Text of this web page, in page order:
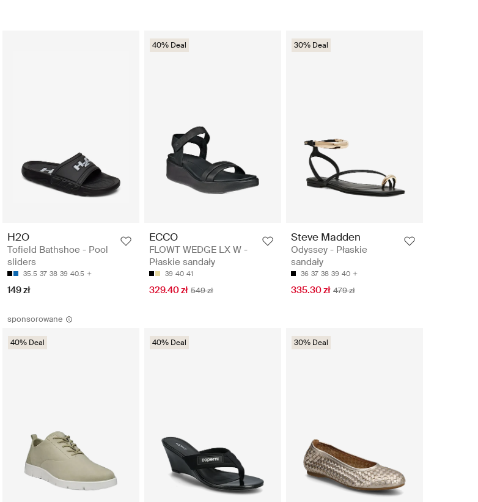
H2O
Tofield Bathshoe - Pool
sliders
35.5 37 38 39 40.5
149 zł
40% Deal
ECCO
FLOWT WEDGE LX W -
Płaskie sandały
39 40 41
329.40 zł 549 zł
30% Deal
Steve Madden
Odyssey - Płaskie
sandały
36 37 38 39 40
335.30 zł 479 zł
sponsorowane
40% Deal 40% Deal 30% Deal